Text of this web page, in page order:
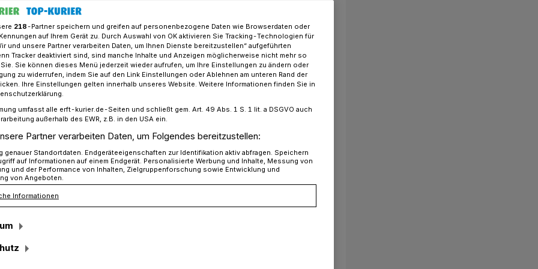
vom Musikmachen leben kann!“
Heimat
Musikmachen
immer klar, dass ich Schlagzeug
Lieven, "das fing damit an, dass ich
rumgetrommelt habe." Jetzt hat der 42-
den Platz des Schlagzeugers in der Big
218-Partner speichern und greifen auf personenbezogene Daten wie Browserdaten oder
auf Ihrem Gerät zu. Durch Auswahl von OK aktivieren Sie Tracking-Technologien für
und unsere Partner verarbeiten Daten, um Ihnen Dienste bereitzustellen“ aufgeführten
Tracker deaktiviert sind, sind manche Inhalte und Anzeigen möglicherweise nicht mehr so
Sie können dieses Menü jederzeit wieder aufrufen, um Ihre Einstellungen zu ändern oder
zu widerrufen, indem Sie auf den Link Einstellungen oder Ablehnen am unteren Rand der
Ihre Einstellungen gelten innerhalb unseres Website. Weitere Informationen finden Sie in
umfasst alle erft-kurier.de-Seiten und schließt gem. Art. 49 Abs. 1 S. 1 lit. a DSGVO auch
außerhalb des EWR, z.B. in den USA ein.
Partner verarbeiten Daten, um Folgendes bereitzustellen:
genauer Standortdaten. Endgeräteeigenschaften zur Identifikation aktiv abfragen. Speichern
auf Informationen auf einem Endgerät. Personalisierte Werbung und Inhalte, Messung von
und der Performance von Inhalten, Zielgruppenforschung sowie Entwicklung und
von Angeboten.
Informationen